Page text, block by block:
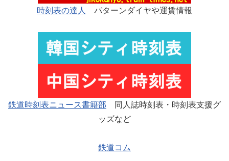
時刻表の達人 パターンダイヤや運賃情報
鉄道時刻表ニュース書籍部 同人誌時刻表・時刻表支援グ
ッズなど
鉄道コム